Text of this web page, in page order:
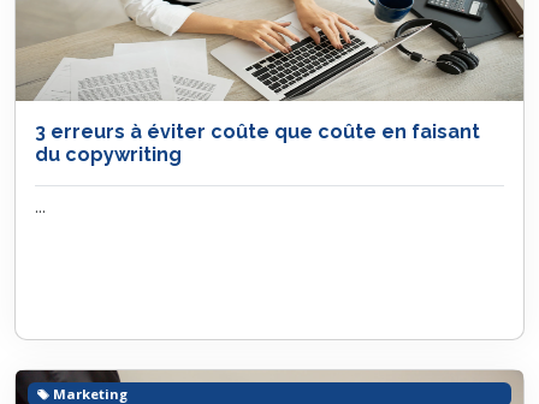
3 erreurs à éviter coûte que coûte en faisant
du copywriting
...
Marketing